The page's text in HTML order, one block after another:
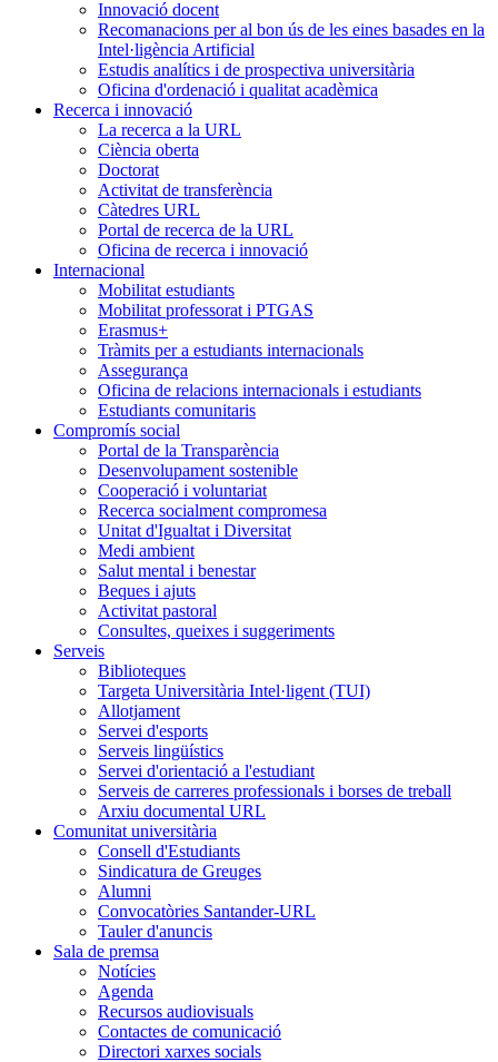
Innovació docent
Recomanacions per al bon ús de les eines basades en la
Intel·ligència Artificial
Estudis analítics i de prospectiva universitària
Oficina d'ordenació i qualitat acadèmica
Recerca i innovació
La recerca a la URL
Ciència oberta
Doctorat
Activitat de transferència
Càtedres URL
Portal de recerca de la URL
Oficina de recerca i innovació
Internacional
Mobilitat estudiants
Mobilitat professorat i PTGAS
Erasmus+
Tràmits per a estudiants internacionals
Assegurança
Oficina de relacions internacionals i estudiants
Estudiants comunitaris
Compromís social
Portal de la Transparència
Desenvolupament sostenible
Cooperació i voluntariat
Recerca socialment compromesa
Unitat d'Igualtat i Diversitat
Medi ambient
Salut mental i benestar
Beques i ajuts
Activitat pastoral
Consultes, queixes i suggeriments
Serveis
Biblioteques
Targeta Universitària Intel·ligent (TUI)
Allotjament
Servei d'esports
Serveis lingüístics
Servei d'orientació a l'estudiant
Serveis de carreres professionals i borses de treball
Arxiu documental URL
Comunitat universitària
Consell d'Estudiants
Sindicatura de Greuges
Alumni
Convocatòries Santander-URL
Tauler d'anuncis
Sala de premsa
Notícies
Agenda
Recursos audiovisuals
Contactes de comunicació
Directori xarxes socials